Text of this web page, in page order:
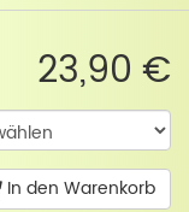
23,90 €
In den Warenkorb